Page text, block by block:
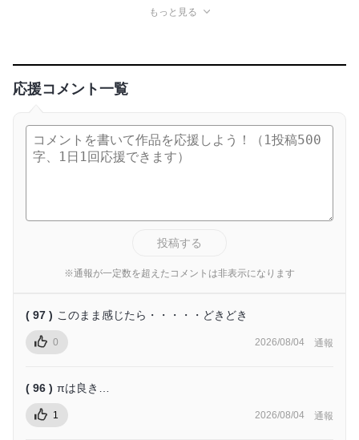
もっと見る
応援コメント一覧
投稿する
※通報が一定数を超えたコメントは非表示になります
( 97 ) このまま感じたら・・・・・どきどき
0 2026/08/04 通報
( 96 ) πは良き…
1 2026/08/04 通報